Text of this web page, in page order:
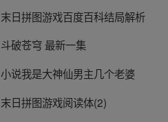
末日拼图游戏百度百科结局解析
斗破苍穹 最新一集
小说我是大神仙男主几个老婆
末日拼图游戏阅读体(2)